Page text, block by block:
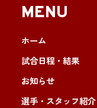
MENU
ホーム
試合日程・結果
お知らせ
選手・スタッフ紹介